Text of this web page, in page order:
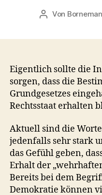
Beitragsautor
Von
Eigentlich sollte die
sorgen, dass die
Grundgesetzes
Rechtsstaat erhalten
Aktuell sind die
jedenfalls sehr stark
das Gefühl geben,
Erhalt der
Bereits bei dem
Demokratie können